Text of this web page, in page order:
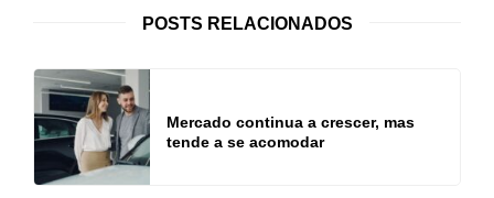
POSTS RELACIONADOS
Mercado continua a crescer, mas
tende a se acomodar